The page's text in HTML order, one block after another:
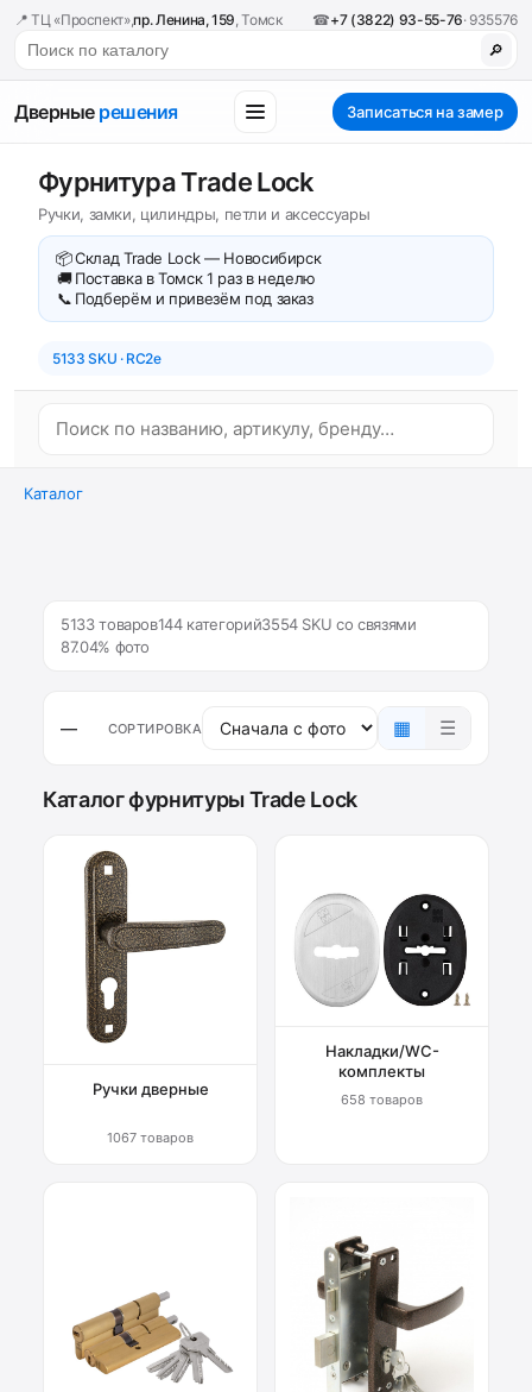
📍 ТЦ «Проспект»,пр. Ленина, 159, Томск ☎+7 (3822) 93-55-76· 935576
🔎
Дверные решения Записаться на замер
Фурнитура Trade Lock
Ручки, замки, цилиндры, петли и аксессуары
📦Склад Trade Lock — Новосибирск
🚚 Поставка в Томск 1 раз в неделю
📞 Подберём и привезём под заказ
5133 SKU · RC2e
Каталог
5133 товаров144 категорий3554 SKU со связями
87.04% фото
— СОРТИРОВКА ▦ ☰
Каталог фурнитуры Trade Lock
Ручки дверные
1067 товаров
Накладки/WC-
комплекты
658 товаров